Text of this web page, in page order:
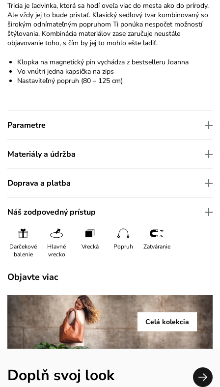
Tricia je ľadvinka, ktorá sa hodí oveľa viac do mesta ako do prírody.
Ale vždy jej to bude pristať. Klasický sedlový tvar kombinovaný so
širokým odnímateľným popruhom Ti ponúka nespočet možností
štýlovania. Kombinácia materiálov zase zaručuje neustále
objavovanie toho, s čím by jej to mohlo ešte ladiť.
Klopka na magnetický pin vychádza z bestselleru Joanna
Vo vnútri jedna kapsička na zips
Nastaviteľný popruh (80 – 125 cm)
Parametre
Materiály a údržba
Doprava a platba
Náš zodpovedný prístup
Darčekové
balenie
Hlavné
vrecko
Vrecká Popruh Zatváranie
Objavte viac
Celá kolekcia
Doplň svoj look